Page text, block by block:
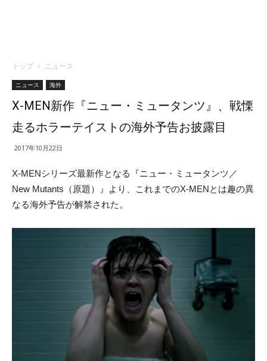
トップ ニュース
ニュース 海外
X-MEN新作『ニュー・ミュータンツ』、戦慄
走るホラーテイストの海外予告お披露目
2017年10月22日
X-MENシリーズ最新作となる『ニュー・ミュータンツ／
New Mutants（原題）』より、これまでのX-MENとは趣の異
なる海外予告が解禁された。